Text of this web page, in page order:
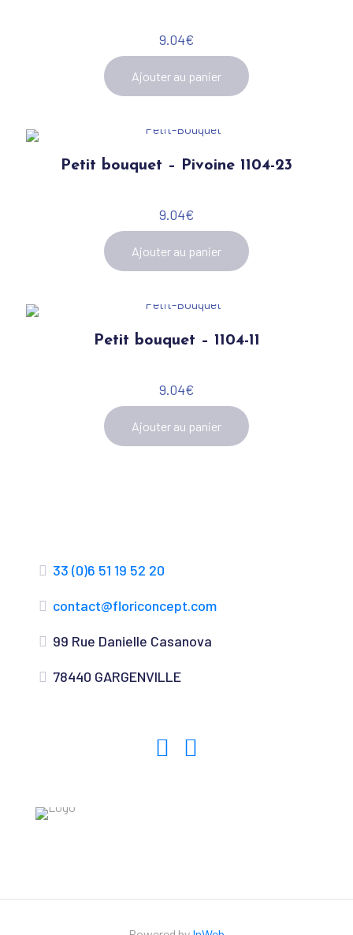
9.04€
Ajouter au panier
Petit bouquet – Pivoine 1104-23
9.04€
Ajouter au panier
Petit bouquet – 1104-11
9.04€
Ajouter au panier
33 (0)6 51 19 52 20
contact@floriconcept.com
99 Rue Danielle Casanova
78440 GARGENVILLE